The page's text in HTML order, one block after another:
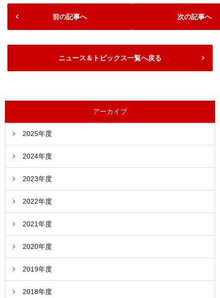
前の記事へ 次の記事へ
ニュース＆トピックス一覧へ戻る
アーカイブ
2025年度
2024年度
2023年度
2022年度
2021年度
2020年度
2019年度
2018年度